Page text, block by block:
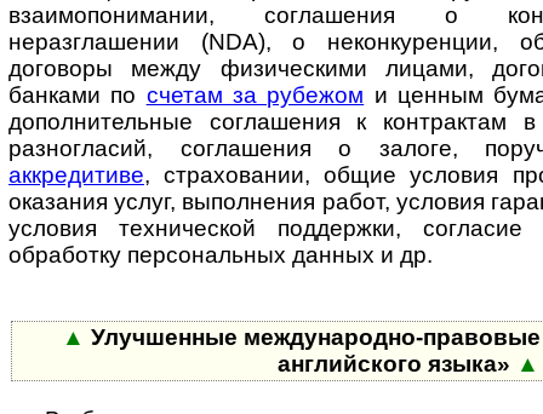
взаимопонимании, соглашения о
неразглашении (NDA), о не­кон­ку­рен­ции,
договоры между физическими лицами,
банками по счетам за рубежом и ценным
дополнительные соглашения к контрактам
разногласий, соглашения о залоге,
аккредитиве, страховании, об­щие условия
оказания услуг, выполнения работ, условия
условия технической поддержки,
обработку персональных данных и др.
▲ Улучшенные международно-
английского языка» ▲